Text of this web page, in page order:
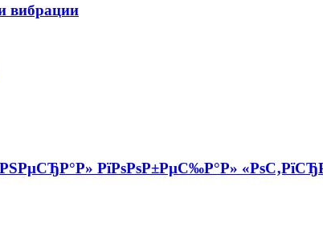
вибрации
РїРѕРѕР±РµС‰Р°Р»